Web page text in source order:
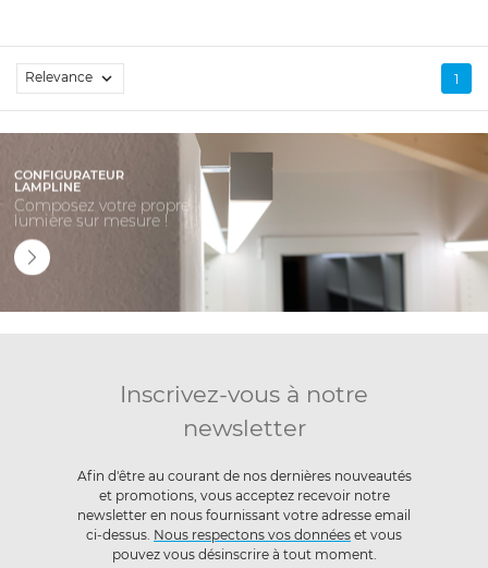
Relevance  1
CONFIGURATEUR
LAMPLINE
Composez votre propre
lumière sur mesure !
Inscrivez-vous à notre
newsletter
Afin d'être au courant de nos dernières nouveautés
et promotions, vous acceptez recevoir notre
newsletter en nous fournissant votre adresse email
ci-dessus. Nous respectons vos données et vous
pouvez vous désinscrire à tout moment.